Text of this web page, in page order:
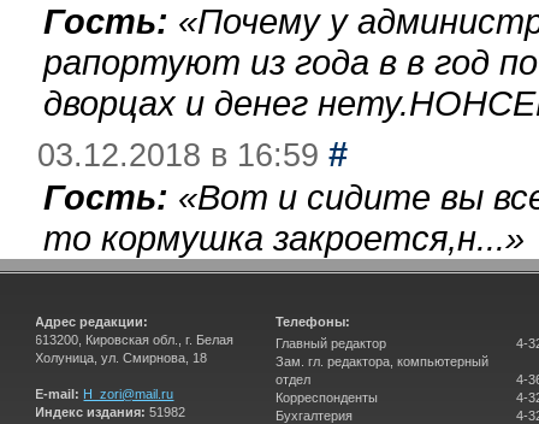
Гость: «Почему у
рапортуют из года в в год
дворцах и денег
03.12.2018 в 16:59 #
Гость: «Вот и сидите вы
то кормушка закроется,н...»
Адрес редакции:
613200, Кировская обл., г. Белая
Холуница, ул. Смирнова, 18
E-mail: H_zori@mail.ru
Индекс издания: 51982
Телефоны:
Главный редактор
Зам. гл. редактора, компьютерный
отдел
Корреспонденты
Бухгалтерия
4-
4-
4-
4-